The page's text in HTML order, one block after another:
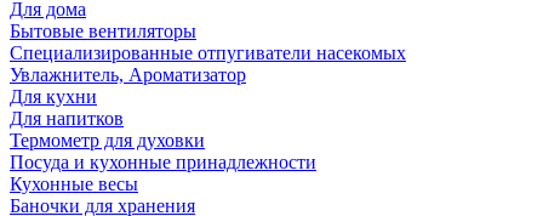
Для дома
Бытовые вентиляторы
Специализированные отпугиватели насекомых
Увлажнитель, Ароматизатор
Для кухни
Для напитков
Термометр для духовки
Посуда и кухонные принадлежности
Кухонные весы
Баночки для хранения